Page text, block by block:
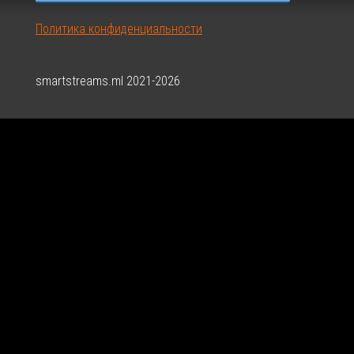
Политика конфиденциальности
smartstreams.ml 2021-2026